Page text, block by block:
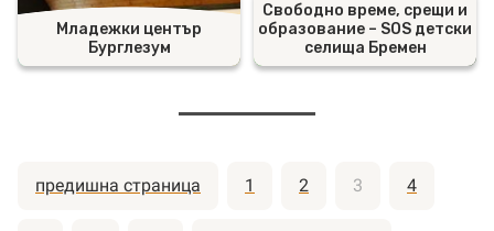
Младежки център
Бурглезум
Свободно време, срещи и
образование – SOS детски
селища Бремен
Разделяне
на
предишна страница 1 2 3 4